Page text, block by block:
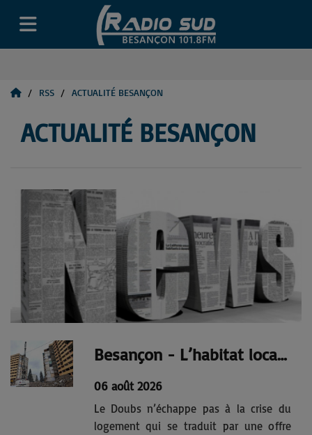
RSS ACTUALITÉ BESANÇON
ACTUALITÉ BESANÇON
Besançon - L’habitat locatif social est sous tension
06 août 2026
Le Doubs n’échappe pas à la crise du
logement qui se traduit par une offre